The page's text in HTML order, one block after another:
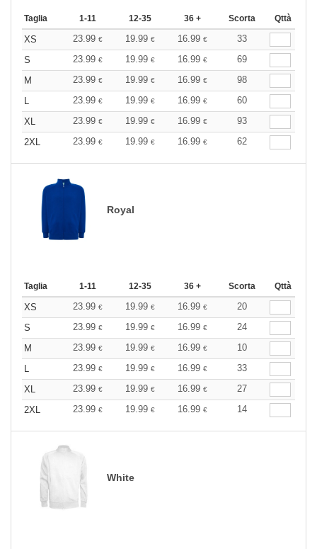
Taglia 1-11 12-35 36 + Scorta Qttà
XS 23.99 € 19.99 € 16.99 €
33
S
23.99 € 19.99 € 16.99 €
69
M
23.99 € 19.99 € 16.99 €
98
L
23.99 € 19.99 € 16.99 €
60
XL
23.99 € 19.99 € 16.99 €
93
2XL
23.99 € 19.99 € 16.99 € 62
Royal
Taglia 1-11 12-35 36 + Scorta Qttà
XS 23.99 € 19.99 € 16.99 €
20
S
23.99 € 19.99 € 16.99 €
24
M
23.99 € 19.99 € 16.99 €
10
L
23.99 € 19.99 € 16.99 €
33
XL
23.99 € 19.99 € 16.99 €
27
2XL
23.99 € 19.99 € 16.99 € 14
White